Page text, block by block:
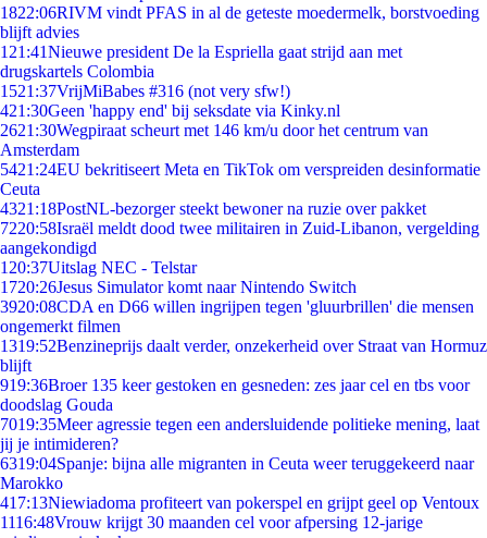
1822:06RIVM vindt PFAS in al de geteste moedermelk, borstvoeding
blijft advies
1 21:41Nieuwe president De la Espriella gaat strijd aan met
drugskartels Colombia
1521:37VrijMiBabes #316 (not very sfw!)
421:30Geen 'happy end' bij seksdate via Kinky.nl
2621:30Wegpiraat scheurt met 146 km/u door het centrum van
Amsterdam
5421:24EU bekritiseert Meta en TikTok om verspreiden desinformatie
Ceuta
4321:18PostNL-bezorger steekt bewoner na ruzie over pakket
7220:58Israël meldt dood twee militairen in Zuid-Libanon, vergelding
aangekondigd
1 20:37Uitslag NEC - Telstar
1720:26Jesus Simulator komt naar Nintendo Switch
3920:08CDA en D66 willen ingrijpen tegen 'gluurbrillen' die mensen
ongemerkt filmen
1319:52Benzineprijs daalt verder, onzekerheid over Straat van Hormuz
blijft
919:36Broer 135 keer gestoken en gesneden: zes jaar cel en tbs voor
doodslag Gouda
7019:35Meer agressie tegen een andersluidende politieke mening, laat
jij je intimideren?
6319:04Spanje: bijna alle migranten in Ceuta weer teruggekeerd naar
Marokko
417:13Niewiadoma profiteert van pokerspel en grijpt geel op Ventoux
1116:48Vrouw krijgt 30 maanden cel voor afpersing 12-jarige